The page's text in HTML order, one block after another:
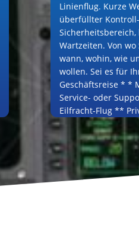
Linienflug. Kurze
überfüllter
Sicherheitsbereich,
Wartzeiten. Von wo
wann, wohin, wie
wollen. Sei es für
Geschäftsreise * *
Service- oder
Eilfracht-Flug **
Eventflug **.
Ich freue mich auf